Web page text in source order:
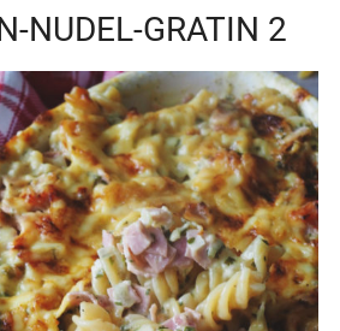
NUDEL-GRATIN 2